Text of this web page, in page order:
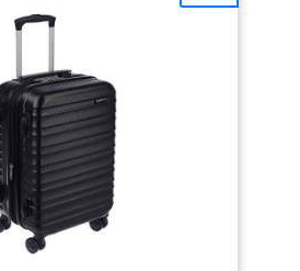
et une stabilité optimum
GARANTIE : Bénéficiez de
internationale de 5 ans;
Pour toutes questions,
vous pouvez contacter
notre service client
DELSEY PARIS en
utilisant le formulaire de
contact disponible sur le
site delsey, rubrique